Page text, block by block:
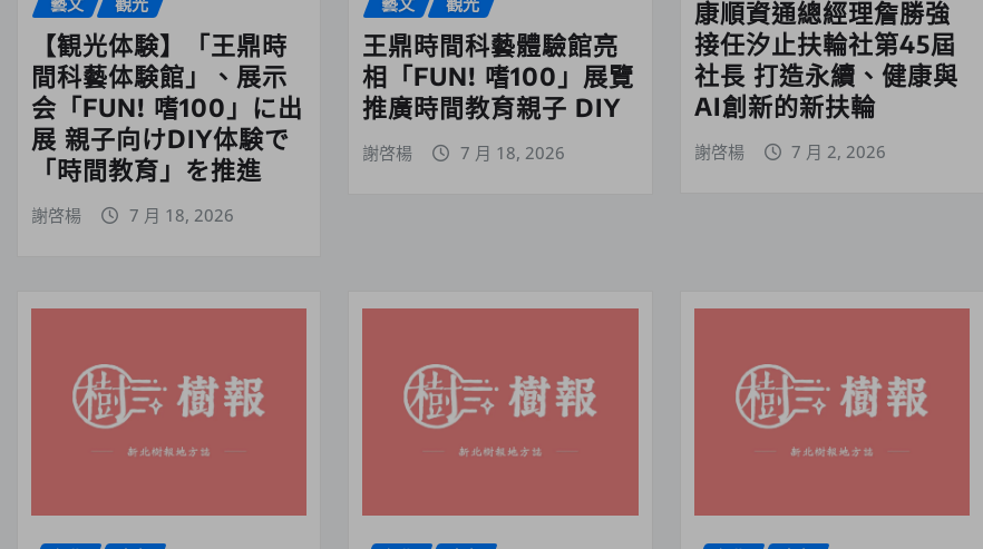
【観光体験】「王鼎時
間科藝体験館」、展示
会「FUN! 嗜100」に出
展 親子向けDIY体験で
「時間教育」を推進
謝啓楊 7 月 18, 2026
王鼎時間科藝體驗館亮
相「FUN! 嗜100」展覽
推廣時間教育親子 DIY
謝啓楊 7 月 18, 2026
康順資通總經理詹勝強
接任汐止扶輪社第45屆
社長 打造永續、健康與
AI創新的新扶輪
謝啓楊 7 月 2, 2026